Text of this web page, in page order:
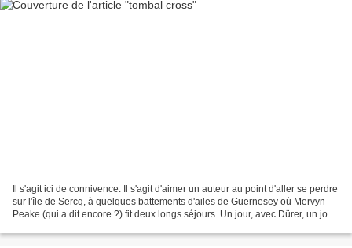
Il s'agit ici de connivence. Il s'agit d'aimer un auteur au point d'aller se perdre
sur l'île de Sercq, à quelques battements d'ailes de Guernesey où Mervyn
Peake (qui a dit encore ?) fit deux longs séjours. Un jour, avec Dürer, un jour